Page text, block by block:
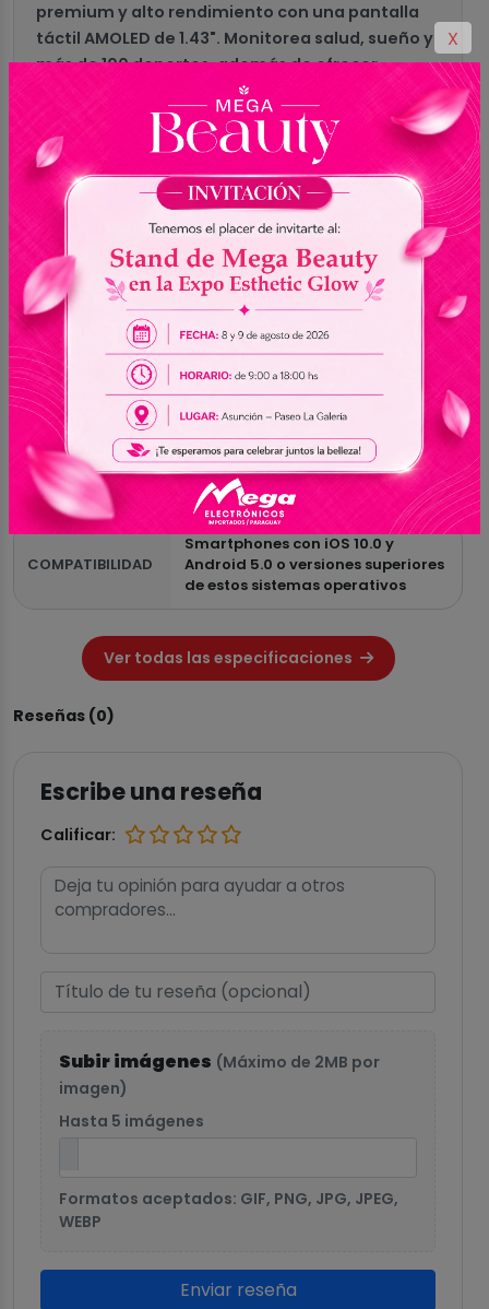
premium y alto rendimiento con una pantalla
táctil AMOLED de 1.43". Monitorea salud, sueño y
más de 100 deportes, además de ofrecer
notificaciones inteligentes, control de música y
comandos de voz. Con micrófono y altavoz
integrados, resistencia al agua (5 ATM) y
batería que dura hasta 20 días, es una
excelente opción para uso diario y
entrenamientos.
Especificaciones
MARCA Mibro
MODELO Gs Pro XPAW013
COLOR Negro
VISOR Touch Screen de 1.43" AMOLED
COMPATIBILIDAD
Smartphones con iOS 10.0 y
Android 5.0 o versiones superiores
de estos sistemas operativos
Ver todas las especificaciones
Reseñas (0)
Escribe una reseña
Calificar:
Subir imágenes (Máximo de 2MB por
imagen)
Hasta 5 imágenes
Formatos aceptados: GIF, PNG, JPG, JPEG,
WEBP
Enviar reseña
X